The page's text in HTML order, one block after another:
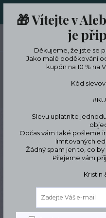
Podle témat a zájmů
Hippie
Hippie
🎁 Vítejte v
je
Děkujeme, že jste se
Jako malé poděkování
kupón na 10 % na
Kód
Slevu uplatníte
Občas vám také pošleme
limitovaných
Žádný spam jen to, co
Přejeme vám
Kristin